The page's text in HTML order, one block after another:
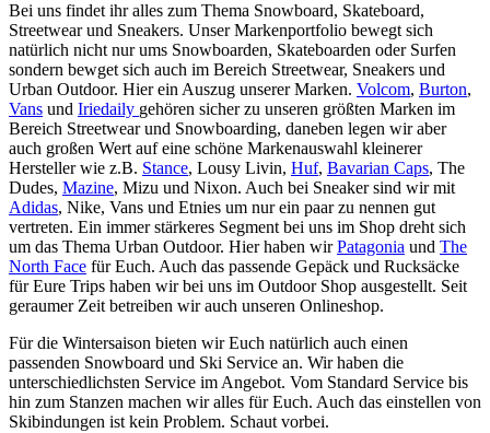
Bei uns findet ihr alles zum Thema Snowboard, Skateboard,
Streetwear und Sneakers. Unser Markenportfolio bewegt sich
natürlich nicht nur ums Snowboarden, Skateboarden oder Surfen
sondern bewget sich auch im Bereich Streetwear, Sneakers und
Urban Outdoor. Hier ein Auszug unserer Marken. Volcom, Burton,
Vans und Iriedaily gehören sicher zu unseren größten Marken im
Bereich Streetwear und Snowboarding, daneben legen wir aber
auch großen Wert auf eine schöne Markenauswahl kleinerer
Hersteller wie z.B. Stance, Lousy Livin, Huf, Bavarian Caps, The
Dudes, Mazine, Mizu und Nixon. Auch bei Sneaker sind wir mit
Adidas, Nike, Vans und Etnies um nur ein paar zu nennen gut
vertreten. Ein immer stärkeres Segment bei uns im Shop dreht sich
um das Thema Urban Outdoor. Hier haben wirPatagonia und The
North Face für Euch. Auch das passende Gepäck und Rucksäcke
für Eure Trips haben wir bei uns im Outdoor Shop ausgestellt. Seit
geraumer Zeit betreiben wir auch unseren Onlineshop.
Für die Wintersaison bieten wir Euch natürlich auch einen
passenden Snowboard und Ski Service an. Wir haben die
unterschiedlichsten Service im Angebot. Vom Standard Service bis
hin zum Stanzen machen wir alles für Euch. Auch das einstellen von
Skibindungen ist kein Problem. Schaut vorbei.